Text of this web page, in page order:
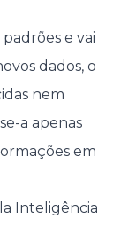
e vai
dados, o
nem
a apenas
em
Inteligência